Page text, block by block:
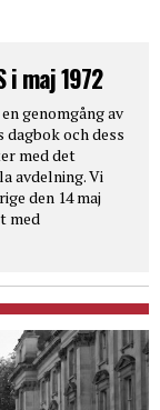
i maj 1972
genomgång av
och dess
med det
avdelning. Vi
den 14 maj
med